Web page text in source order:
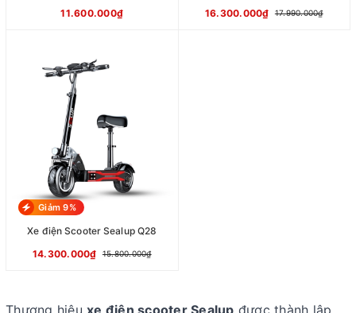
11.600.000₫
16.300.000₫
17.990.000₫
Giảm 9%
Xe điện Scooter Sealup Q28
14.300.000₫
15.800.000₫